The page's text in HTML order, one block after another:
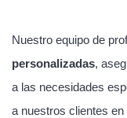
Nuestro equipo de
personalizadas,
a las necesidades
a nuestros clientes en